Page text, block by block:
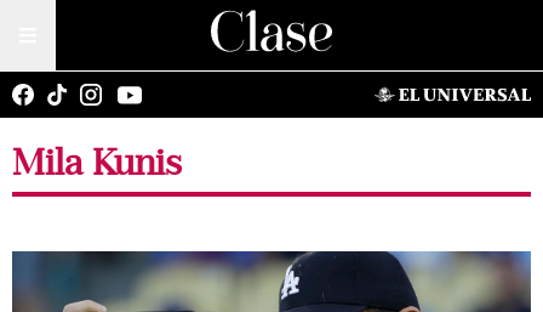
Mila Kunis